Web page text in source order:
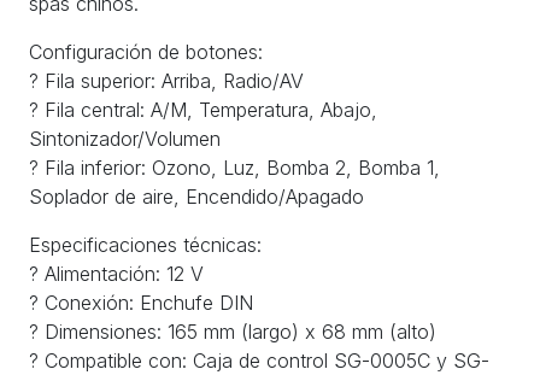
Configuración de botones:
? Fila superior: Arriba, Radio/AV
? Fila central: A/M, Temperatura, Abajo,
Sintonizador/Volumen
? Fila inferior: Ozono, Luz, Bomba 2, Bomba 1,
Soplador de aire, Encendido/Apagado
Especificaciones técnicas:
? Alimentación: 12 V
? Conexión: Enchufe DIN
? Dimensiones: 165 mm (largo) x 68 mm (alto)
? Compatible con: Caja de control SG-0005C y SG-